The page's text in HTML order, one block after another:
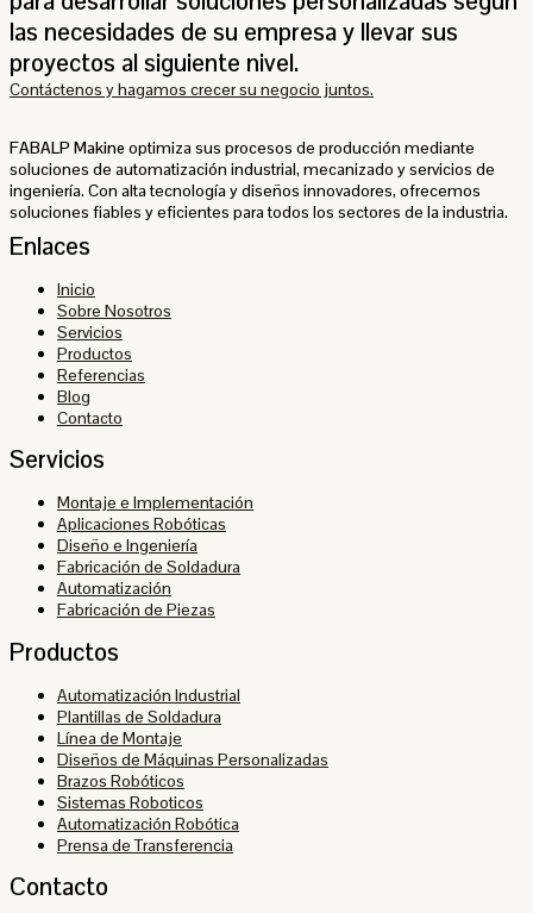
las necesidades de su empresa y llevar sus
proyectos al siguiente nivel.
Contáctenos y hagamos crecer su negocio juntos.
FABALP Makine optimiza sus procesos de producción mediante
soluciones de automatización industrial, mecanizado y servicios de
ingeniería. Con alta tecnología y diseños innovadores, ofrecemos
soluciones fiables y eficientes para todos los sectores de la industria.
Enlaces
Inicio
Sobre Nosotros
Servicios
Productos
Referencias
Blog
Contacto
Servicios
Montaje e Implementación
Aplicaciones Robóticas
Diseño e Ingeniería
Fabricación de Soldadura
Automatización
Fabricación de Piezas
Productos
Automatización Industrial
Plantillas de Soldadura
Línea de Montaje
Diseños de Máquinas Personalizadas
Brazos Robóticos
Sistemas Roboticos
Automatización Robótica
Prensa de Transferencia
Contacto